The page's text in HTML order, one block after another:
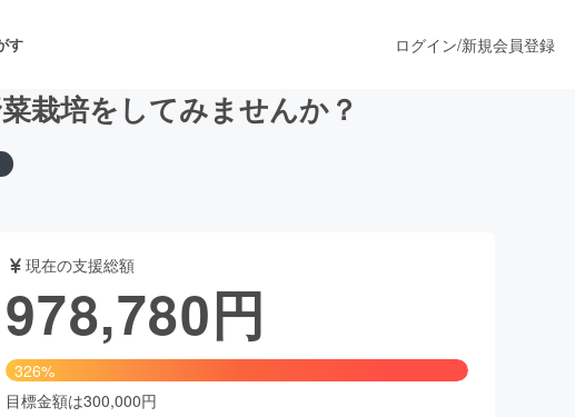
す
マンス
ファッション
ログイン/新規会員登録
栽培をしてみませんか？
現在の支援総額
978,780円
326%
目標金額は300,000円